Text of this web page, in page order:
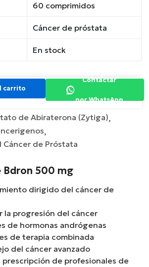
60 comprimidos
Cáncer de próstata
En stock
carrito
Contactar
por WhatsApp
de Abiraterona (Zytiga)
Cáncer de Próstata
Bdron 500 mg
dirigido del cáncer de
la progresión del cáncer
de hormonas andrógenas
de terapia combinada
del cáncer avanzado
prescripción de profesionales de